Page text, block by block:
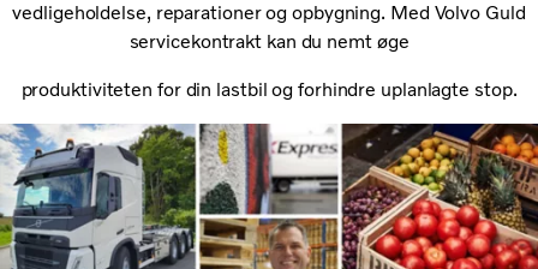
vedligeholdelse, reparationer og opbygning. Med Volvo Guld
servicekontrakt kan du nemt øge
produktiviteten for din lastbil og forhindre uplanlagte stop.